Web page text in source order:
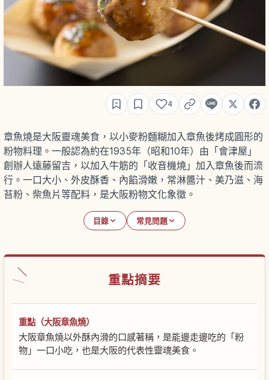
4
章魚燒是大阪靈魂美食，以小麥粉麵糊加入章魚後烤成圓形的
粉物料理。一般認為約在1935年（昭和10年）由「會津屋」
創辦人遠藤留吉，以加入牛筋的「收音機燒」加入章魚後而流
行。一口大小、外皮酥香、內餡滑嫩，常淋醬汁、美乃滋、海
苔粉、柴魚片等配料，是大阪粉物文化象徵。
目錄 常見問題
重點摘要
重點（大阪章魚燒）
大阪章魚燒以外酥內滑的口感著稱，是能邊走邊吃的「粉
物」一口小吃，也是大阪的代表性靈魂美食。